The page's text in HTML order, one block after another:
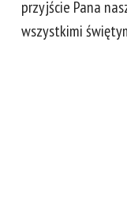
przyjście Pana
wszystkimi